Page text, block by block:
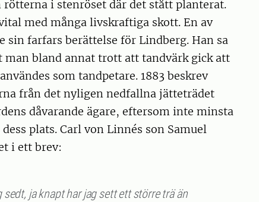
i stenröset där det stått planterat.
med många livskraftiga skott. En av
sin farfars berättelse för Lindberg. Han sa
bland annat trott att tandvärk gick att
som tandpetare. 1883 beskrev
från det nyligen nedfallna jätteträdet
dåvarande ägare, eftersom inte minsta
plats. Carl von Linnés son Samuel
i ett brev:
sedt, ja knapt har jag sett ett större trä än